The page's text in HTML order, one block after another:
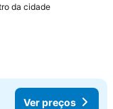
da cidade
Ver preços